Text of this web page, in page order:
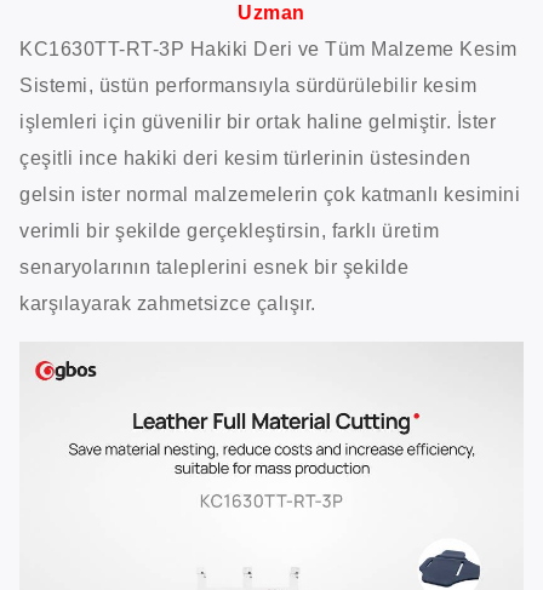
Uzman
KC1630TT-RT-3P Hakiki Deri ve Tüm Malzeme Kesim
Sistemi, üstün performansıyla sürdürülebilir kesim
işlemleri için güvenilir bir ortak haline gelmiştir. İster
çeşitli ince hakiki deri kesim türlerinin üstesinden
gelsin ister normal malzemelerin çok katmanlı kesimini
verimli bir şekilde gerçekleştirsin, farklı üretim
senaryolarının taleplerini esnek bir şekilde
karşılayarak zahmetsizce çalışır.